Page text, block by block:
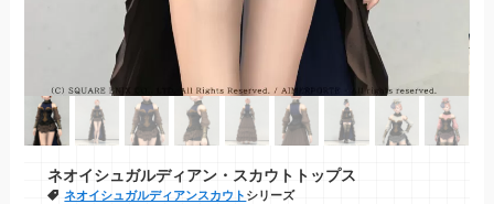
ネオイシュガルディアン・スカウトトップス
ネオイシュガルディアンスカウト シリーズ